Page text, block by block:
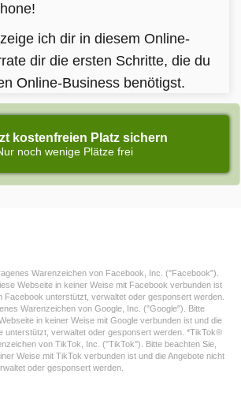
ich dir in diesem Online-
dir die ersten Schritte, die du
Online-Business benötigst.
kostenfreien Platz sichern
noch wenige Plätze frei
Warenzeichen von Facebook, Inc. ("Facebook").
Webseite in keiner Weise mit Facebook verbunden ist
Facebook unterstützt, verwaltet oder gesponsert werden.
Warenzeichen von Google, Inc. ("Google"). Bitte
in keiner Weise mit Google verbunden ist und die
unterstützt, verwaltet oder gesponsert werden. *TikTok®
von TikTok, Inc. ("TikTok"). Bitte beachten Sie,
Weise mit TikTok verbunden ist und die Angebote nicht
oder gesponsert werden.